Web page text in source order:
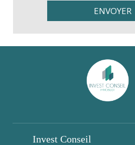
Invest Conseil